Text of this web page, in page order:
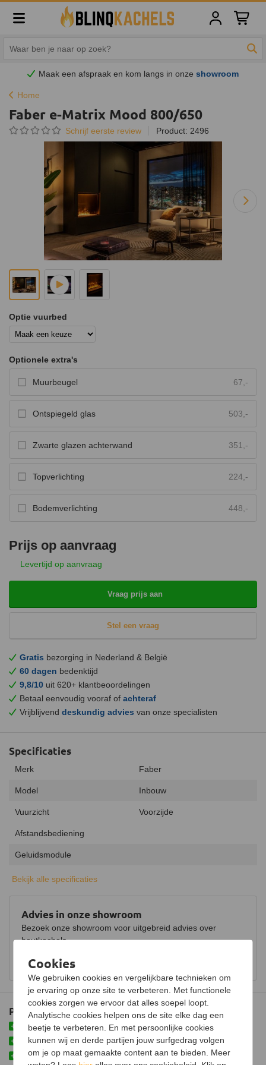
Maak een afspraak en kom langs in onzeshowroom
Home
Faber e-Matrix Mood 800/650
Schrijf eerste review Product: 2496
Optie vuurbed
Optionele extra's
Muurbeugel 67,-
Ontspiegeld glas 503,-
Zwarte glazen achterwand 351,-
Topverlichting 224,-
Bodemverlichting 448,-
Prijs op aanvraag
Levertijd op aanvraag
Vraag prijs aan
Stel een vraag
Gratis bezorging in Nederland & België
60 dagen bedenktijd
9,8/10 uit 620+ klantbeoordelingen
Betaal eenvoudig vooraf of achteraf
Vrijblijvend deskundig advies van onze specialisten
Plus- en minpunten
Eenvoudige bediening via de app
Met verwarmingsfunctie
Perfect voor kleinere ruimtes
Advies in onze showroom
Bezoek onze showroom voor uitgebreid advies over
houtkachels.
Bekijk showroom en maak een afspraak
Specificaties
Merk Faber
Model Inbouw
Vuurzicht Voorzijde
Afstandsbediening
Geluidsmodule
Verwarmingsfunctie
Vuursysteem Opti-Myst
Lichtmodule LED
Kabellengte
Stroomvoorziening 230V / 50Hz
Maximaal verbruik 2000 Watt
Thermostaat
Kleureffect instelbaar
Bekijk alle specificaties
Cookies
We gebruiken cookies en vergelijkbare technieken om
je ervaring op onze site te verbeteren. Met functionele
cookies zorgen we ervoor dat alles soepel loopt.
Analytische cookies helpen ons de site elke dag een
beetje te verbeteren. En met persoonlijke cookies
kunnen wij en derde partijen jouw surfgedrag volgen
om je op maat gemaakte content aan te bieden. Meer